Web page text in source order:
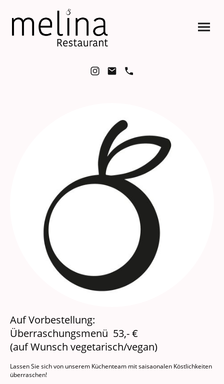
Auf Vorbestellung:
Überraschungsmenü 53,- €
(auf Wunsch vegetarisch/vegan)
Lassen Sie sich von unserem Küchenteam mit saisaonalen Köstlichkeiten
überraschen!